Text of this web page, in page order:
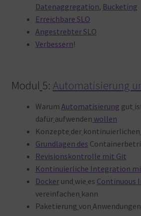
Datenaggregation, Bucketing
Erreichbare SLO
Angestrebter SLO
Verbessern!
Modul 5: Automatisierung
Warum Automatisierung gut
dafür aufwenden wollen
Konzepte der kontinuierlichen
Grundlagen des
Revisionskontrolle mit Git
Kontinuierliche Integration
Dockerund wie es Continuous
vereinfachen kann
Paketierung von Anwendungen